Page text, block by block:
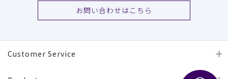
お問い合わせはこちら
Customer Service